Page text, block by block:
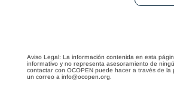
Aviso Legal: La información contenida en esta
informativo y no representa asesoramiento de
contactar con OCOPEN puede hacer a través de la
un correo a info@ocopen.org.